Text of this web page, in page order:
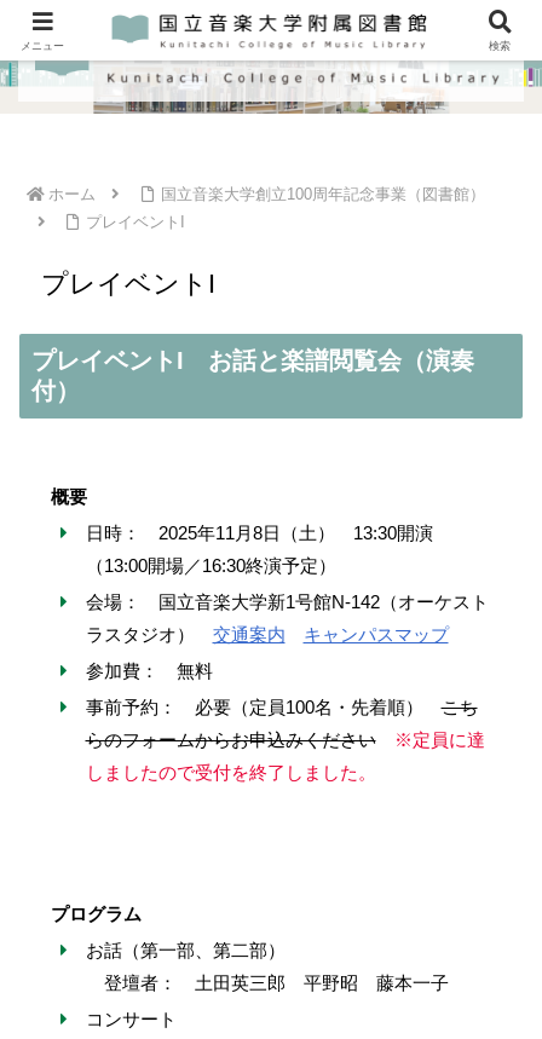
ホーム
国立音楽大学創立100周年記念事業（図書館）
プレイベントI
プレイベントI
プレイベントI お話と楽譜閲覧会（演奏
付）
概要
日時： 2025年11月8日（土） 13:30開演
（13:00開場／16:30終演予定）
会場： 国立音楽大学新1号館N-142（オーケスト
ラスタジオ） 交通案内
キャンパスマップ
参加費： 無料
事前予約： 必要（定員100名・先着順）こち
らのフォームからお申込みください
※定員に達
しましたので受付を終了しました。
プログラム
お話（第一部、第二部）
登壇者： 土田英三郎 平野昭 藤本一子
コンサート
メニュー 検索